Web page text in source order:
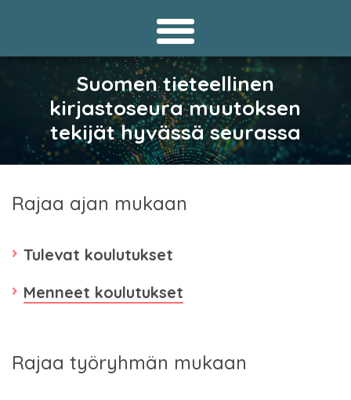
Suomen tieteellinen
kirjastoseura muutoksen
tekijät hyvässä seurassa
Rajaa ajan mukaan
Tulevat koulutukset
Menneet koulutukset
Rajaa työryhmän mukaan